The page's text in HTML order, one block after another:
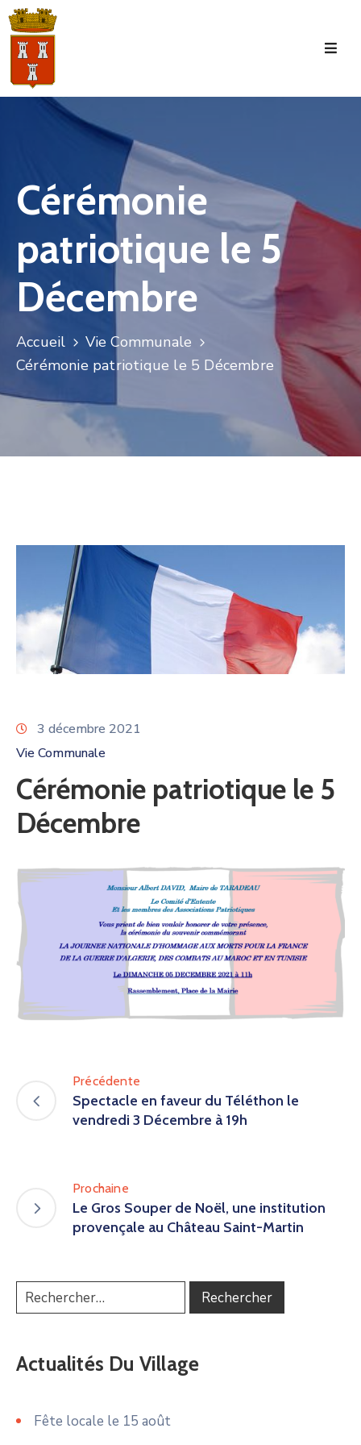
Accueil
Commune
Manifestations
Municipale
Services
Cérémonie
patriotique le 5
Décembre
Accueil
Vie Communale
Cérémonie patriotique le 5 Décembre
3 décembre 2021
Vie Communale
Cérémonie patriotique le 5
Décembre
Précédente
Spectacle en faveur du Téléthon le
vendredi 3 Décembre à 19h
Prochaine
Le Gros Souper de Noël, une institution
provençale au Château Saint-Martin
Actualités Du Village
Fête locale le 15 août